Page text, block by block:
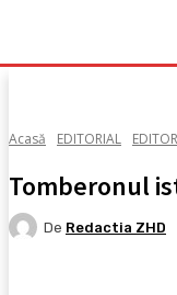
Acasă EDITORIAL
Tomberonul
De Redactia ZHD